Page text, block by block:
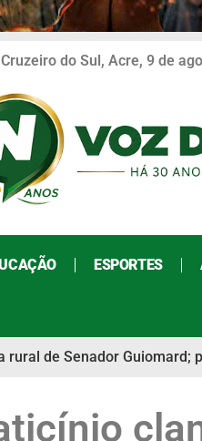
Cruzeiro do Sul, Acre, 9 de
ESPORTES
rural de Senador